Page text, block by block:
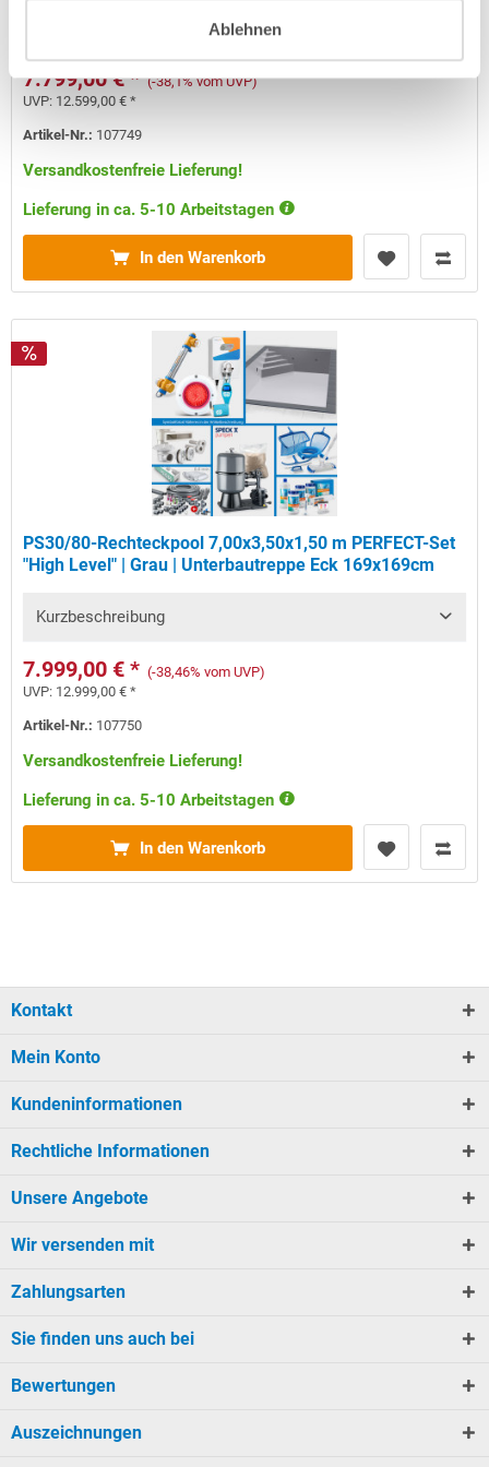
Ablehnen
7.799,00 € * (-38,1% vom UVP)
UVP: 12.599,00 € *
Artikel-Nr.: 107749
Versandkostenfreie Lieferung!
Lieferung in ca. 5-10 Arbeitstagen
In den Warenkorb
PS30/80-Rechteckpool 7,00x3,50x1,50 m PERFECT-Set
"High Level" | Grau | Unterbautreppe Eck 169x169cm
Kurzbeschreibung
7.999,00 € * (-38,46% vom UVP)
UVP: 12.999,00 € *
Artikel-Nr.: 107750
Versandkostenfreie Lieferung!
Lieferung in ca. 5-10 Arbeitstagen
In den Warenkorb
Kontakt
Mein Konto
Kundeninformationen
Rechtliche Informationen
Unsere Angebote
Wir versenden mit
Zahlungsarten
Sie finden uns auch bei
Bewertungen
Auszeichnungen